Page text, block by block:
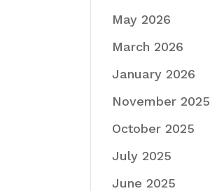
May 2026
March 2026
January 2026
November 2025
October 2025
July 2025
June 2025